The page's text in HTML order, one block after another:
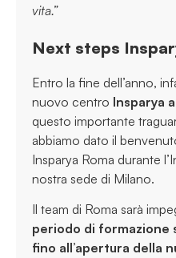
vita.”
Next steps
Entro la fine dell’anno,
nuovo centro Insparya
questo importante
abbiamo dato il
Insparya Roma durante
nostra sede di Milano.
Il team di Roma sarà
periodo di formazione
fino all’apertura della